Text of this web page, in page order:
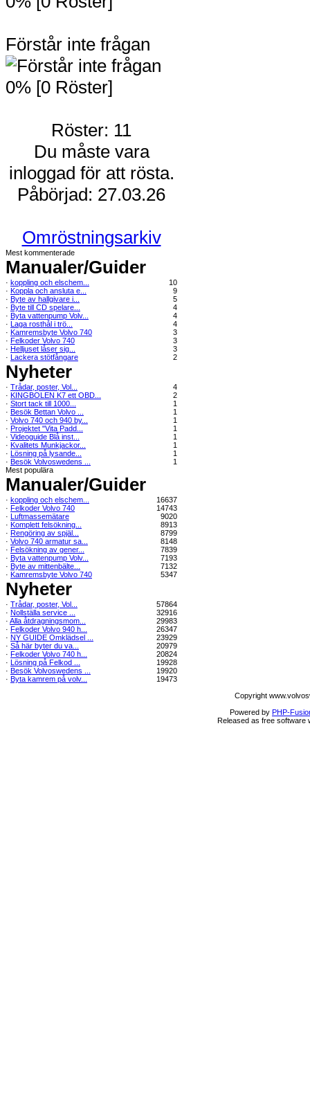
Förstår inte frågan
0% [0 Röster]
Röster: 11
Du måste vara
inloggad för att rösta.
Påbörjad: 27.03.26
Omröstningsarkiv
Mest kommenterade
Manualer/Guider
· koppling och elschem...
10
· Koppla och ansluta e...
9
· Byte av hallgivare i...
5
· Byte till CD spelare...
4
· Byta vattenpump Volv...
4
· Laga rosthål i trö...
4
· Kamremsbyte Volvo 740
3
· Felkoder Volvo 740
3
· Helljuset låser sig...
3
· Lackera stötfångare 2
Nyheter
· Trådar, poster, Vol...
4
· KINGBOLEN K7 ett OBD...
2
· Stort tack till 1000...
1
· Besök Bettan Volvo ...
1
· Volvo 740 och 940 by...
1
· Projektet "Vita Padd...
1
· Videoguide Blå inst...
1
· Kvalitets Munkjackor...
1
· Lösning på lysande...
1
· Besök Volvoswedens ...
1
Mest populära
Manualer/Guider
· koppling och elschem...
16637
· Felkoder Volvo 740
14743
· Luftmassemätare
9020
· Komplett felsökning...
8913
· Rengöring av spjäl...
8799
· Volvo 740 armatur sa...
8148
· Felsökning av gener...
7839
· Byta vattenpump Volv...
7193
· Byte av mittenbälte...
7132
· Kamremsbyte Volvo 740 5347
Nyheter
· Trådar, poster, Vol...
57864
· Nollställa service ...
32916
· Alla åtdragningsmom...
29983
· Felkoder Volvo 940 h...
26347
· NY GUIDE Omklädsel ...
23929
· Så här byter du va...
20979
· Felkoder Volvo 740 h...
20824
· Lösning på Felkod ...
19928
· Besök Volvoswedens ...
19920
· Byta kamrem på volv...
19473
Copyright
Powered by PHP-
Released as free software